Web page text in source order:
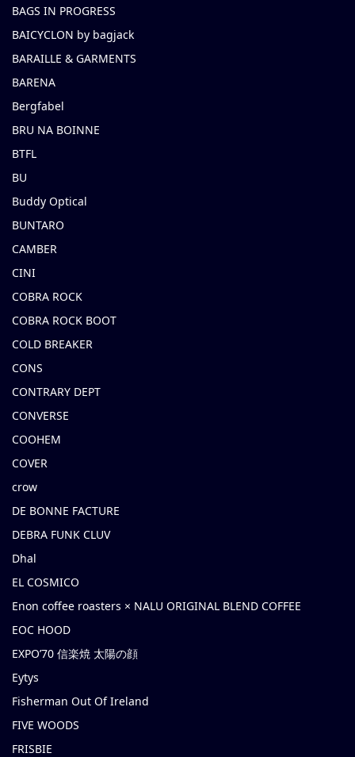
BAGS IN PROGRESS
BAICYCLON by bagjack
BARAILLE & GARMENTS
BARENA
Bergfabel
BRU NA BOINNE
BTFL
BU
Buddy Optical
BUNTARO
CAMBER
CINI
COBRA ROCK
COBRA ROCK BOOT
COLD BREAKER
CONS
CONTRARY DEPT
CONVERSE
COOHEM
COVER
crow
DE BONNE FACTURE
DEBRA FUNK CLUV
Dhal
EL COSMICO
Enon coffee roasters × NALU ORIGINAL BLEND COFFEE
EOC HOOD
EXPO’70 信楽焼 太陽の顔
Eytys
Fisherman Out Of Ireland
FIVE WOODS
FRISBIE